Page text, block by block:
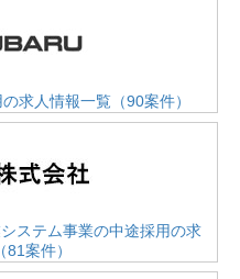
求人情報一覧（90案件）
ステム事業の中途採用の求
81案件）